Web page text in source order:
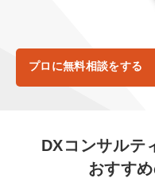
認定パートナー
プロに無料相談をする
DXコンサルテ
おすす